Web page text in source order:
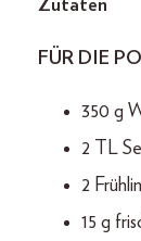
Zutaten
FÜR DIE
350 g
2 TL
2
15 g